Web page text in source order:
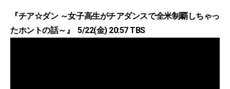
『チア☆ダン ～女子高生がチアダンスで全米制覇しちゃっ
たホントの話～』 5/22(金) 20:57 TBS